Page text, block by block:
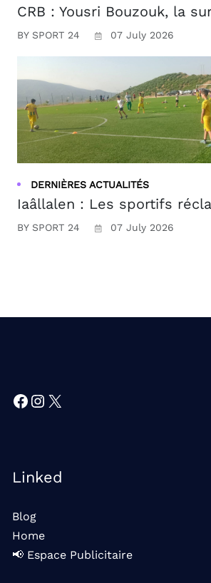
CRB : Yousri Bouzouk, la
BY SPORT 24 07 July 2026
DERNIÈRES ACTUALITÉS
Iaâllalen : Les sportifs
BY SPORT 24 07 July 2026
Facebook
Instagram
X
Linked
Blog
Home
📢 Espace Publicitaire